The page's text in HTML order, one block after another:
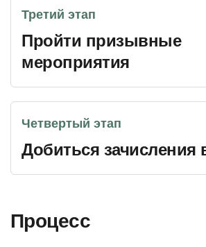
Третий этап
Пройти призывные
мероприятия
Четвертый этап
Добиться зачисления
Процесс